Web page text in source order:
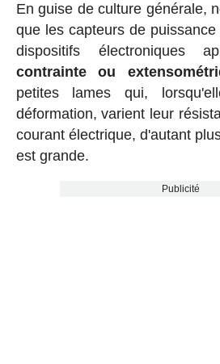
En guise de culture générale,
que les capteurs de
dispositifs électroniques
contrainte ou
petites lames qui,
déformation, varient leur
courant électrique, d'autant
est grande.
Publicité